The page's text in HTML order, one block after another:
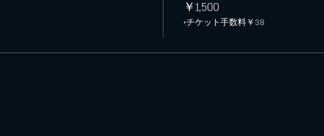
￥1,500
+チケット手数料￥38